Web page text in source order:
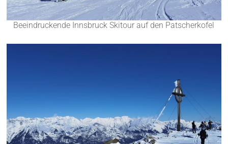
Beeindruckende Innsbruck Skitour auf den Patscherkofel